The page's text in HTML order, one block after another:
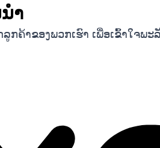
ຳ
າຂອງພວກເຮົາ ເພື່ອເຂົ້າໃຈພ